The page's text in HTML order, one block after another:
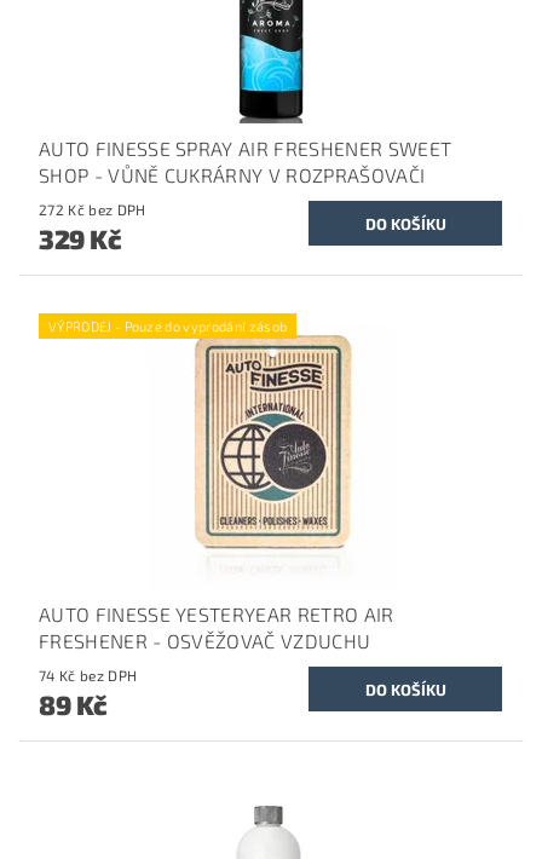
AUTO FINESSE SPRAY AIR FRESHENER SWEET
SHOP - VŮNĚ CUKRÁRNY V ROZPRAŠOVAČI
272 Kč bez DPH
329 Kč
VÝPRODEJ - Pouze do vyprodání zásob
AUTO FINESSE YESTERYEAR RETRO AIR
FRESHENER - OSVĚŽOVAČ VZDUCHU
74 Kč bez DPH
89 Kč